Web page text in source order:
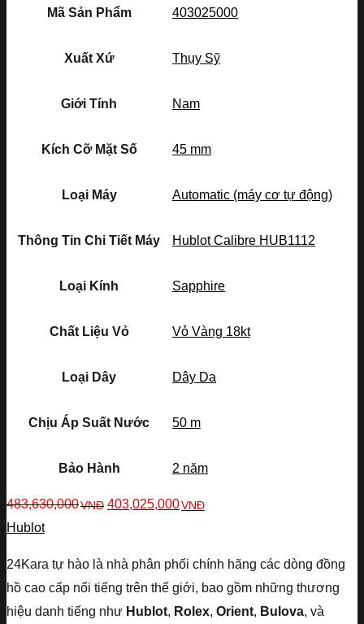
Mã Sản Phẩm 403025000
Xuất Xứ Thụy Sỹ
Giới Tính Nam
Kích Cỡ Mặt Số 45 mm
Loại Máy Automatic (máy cơ tự động)
Thông Tin Chi Tiết Máy Hublot Calibre HUB1112
Loại Kính Sapphire
Chất Liệu Vỏ Vỏ Vàng 18kt
Loại Dây Dây Da
Chịu Áp Suất Nước 50 m
Bảo Hành 2 năm
483,630,000VNĐ 403,025,000VNĐ
Hublot
24Kara tự hào là nhà phân phối chính hãng các dòng đồng
hồ cao cấp nổi tiếng trên thế giới, bao gồm những thương
hiệu danh tiếng như Hublot, Rolex, Orient, Bulova, và